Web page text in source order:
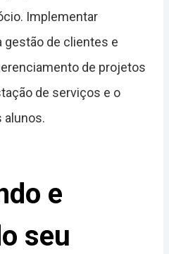
Implementar
gestão de clientes e
de projetos
de serviços e o
alunos.
e
seu